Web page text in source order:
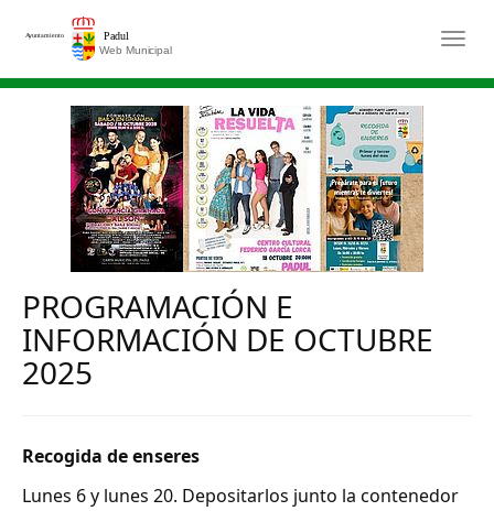
Saltar al contenido principal
PROGRAMACIÓN E
INFORMACIÓN DE OCTUBRE
2025
Recogida de enseres
Lunes 6 y lunes 20. Depositarlos junto la contenedor